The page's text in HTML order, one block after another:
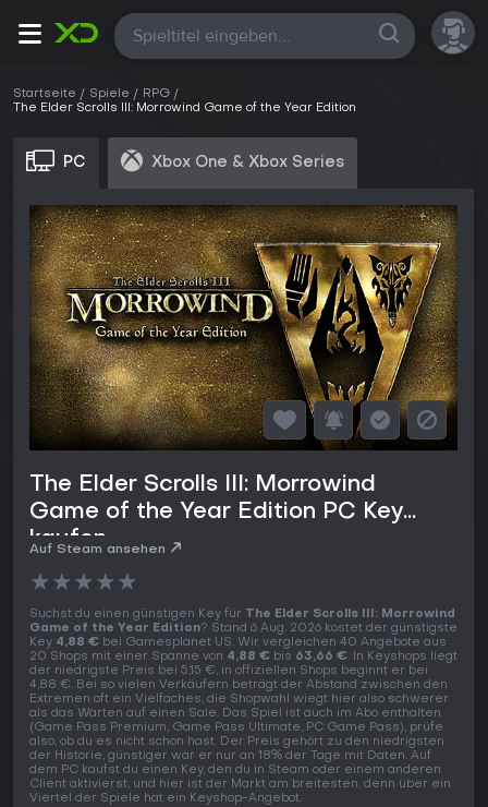
Alle
Startseite Spiele
RPG
The Elder Scrolls III: Morrowind Game of the Year Edition
PC Xbox One & Xbox Series
The Elder Scrolls III: Morrowind
Game of the Year Edition PC Key
kaufen
Auf Steam ansehen
★★★★★
Suchst du einen günstigen Key für The Elder Scrolls III: Morrowind
Game of the Year Edition? Stand 6 Aug. 2026 kostet der günstigste
Key 4,88 € bei Gamesplanet US. Wir vergleichen 40 Angebote aus
20 Shops mit einer Spanne von 4,88 € bis 63,66 €. In Keyshops liegt
der niedrigste Preis bei 5,15 €, in offiziellen Shops beginnt er bei
4,88 €. Bei so vielen Verkäufern beträgt der Abstand zwischen den
Extremen oft ein Vielfaches, die Shopwahl wiegt hier also schwerer
als das Warten auf einen Sale. Das Spiel ist auch im Abo enthalten
(Game Pass Premium, Game Pass Ultimate, PC Game Pass), prüfe
also, ob du es nicht schon hast. Der Preis gehört zu den niedrigsten
der Historie, günstiger war er nur an 18% der Tage mit Daten. Auf
dem PC kaufst du einen Key, den du in Steam oder einem anderen
Client aktivierst, und hier ist der Markt am breitesten, denn über ein
Viertel der Spiele hat ein Keyshop-Angebot.